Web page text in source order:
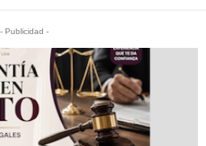
- Publicidad -